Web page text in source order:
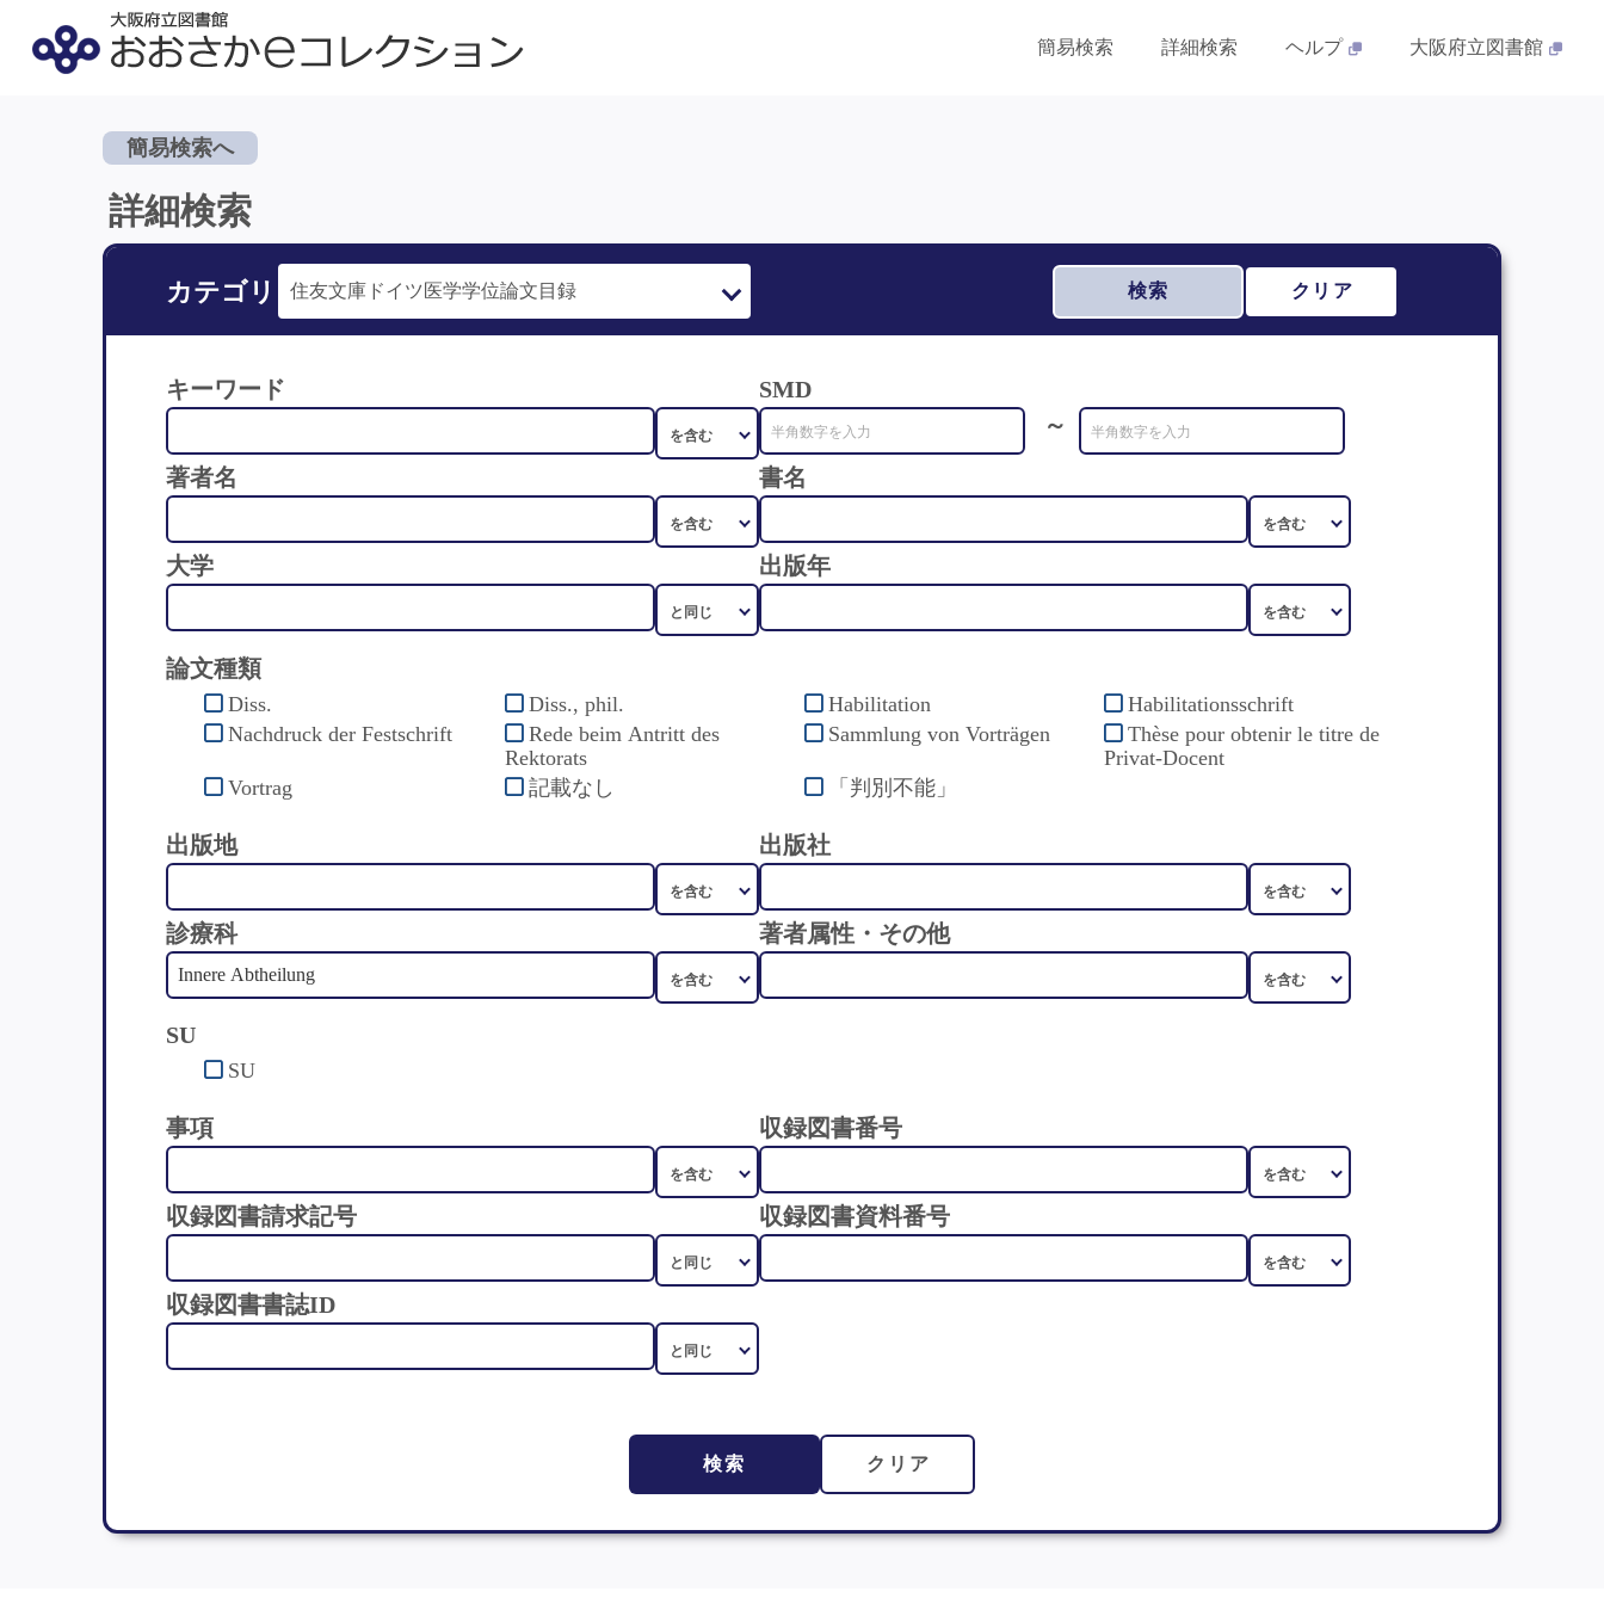
簡易検索 詳細検索 ヘルプ 大阪府立図書館
簡易検索へ
詳細検索
カテゴリ 検索 クリア
キーワード
SMD
～
著者名
書名
大学 出版年
論文種類
Diss. Diss., phil. Habilitation
Habilitationsschrift
Nachdruck der Festschrift
Rede beim Antritt des
Rektorats
Sammlung von Vorträgen
Thèse pour obtenir le titre de
Privat-Docent
Vortrag
記載なし 「判別不能」
出版地 出版社
診療科 著者属性・その他
SU
SU
事項 収録図書番号
収録図書請求記号 収録図書資料番号
収録図書書誌ID
検索 クリア